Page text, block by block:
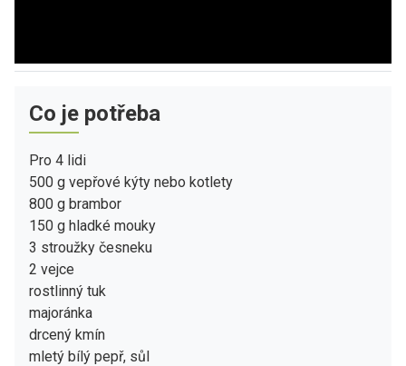
Co je potřeba
Pro 4 lidi
500 g vepřové kýty nebo kotlety
800 g brambor
150 g hladké mouky
3 stroužky česneku
2 vejce
rostlinný tuk
majoránka
drcený kmín
mletý bílý pepř, sůl